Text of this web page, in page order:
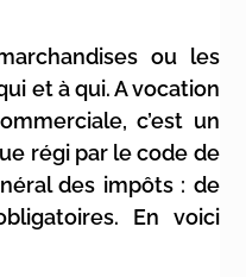
ou les
et à qui. A vocation
c’est un
régi par le code de
des impôts : de
En voici